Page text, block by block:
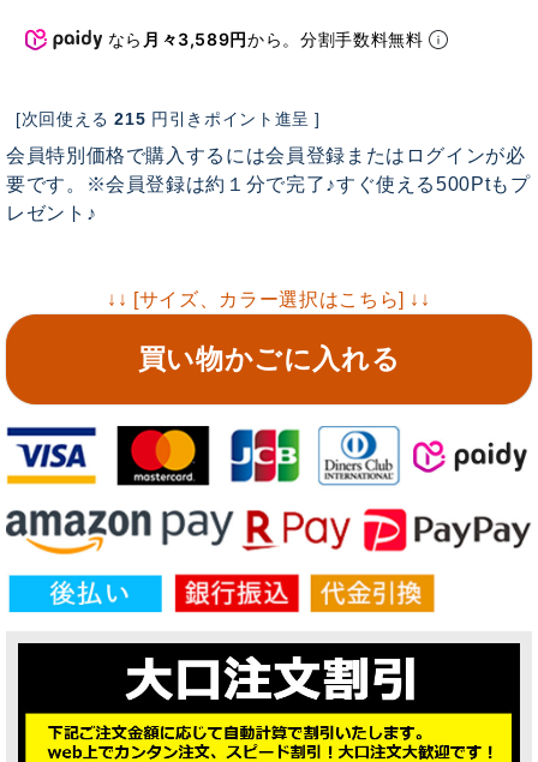
なら 月々3,589円から。分割手数料無料
[次回使える 215 円引きポイント進呈 ]
会員特別価格で購入するには会員登録またはログインが必
要です。※会員登録は約１分で完了♪すぐ使える500Ptもプ
レゼント♪
↓↓ [サイズ、カラー選択はこちら] ↓↓
買い物かごに入れる